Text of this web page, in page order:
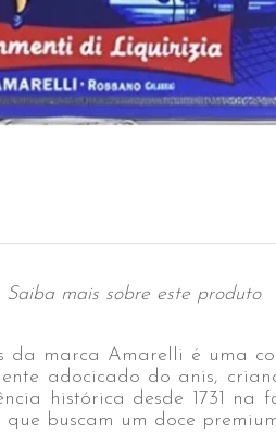
Saiba mais sobre este produto
da marca Amarelli é uma
adocicado do anis,
histórica desde 1731 na
que buscam um doce